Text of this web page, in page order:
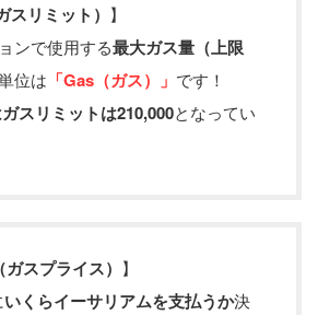
リミット） 】
ンで使用する最大ガス量（上限
位は 「Gas（ガス）」 です！
スリミットは210,000となってい
スプライス） 】
いくらイーサリアムを支払うか決